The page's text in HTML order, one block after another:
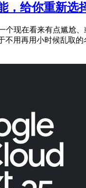
，给你重新选
个现在看来有点尴尬
不用再用小时候乱取